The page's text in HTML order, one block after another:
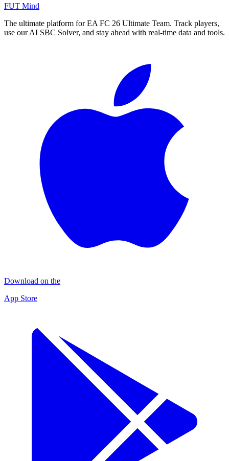
FUT Mind
The ultimate platform for EA FC 26 Ultimate Team. Track players,
use our AI SBC Solver, and stay ahead with real-time data and tools.
Download on the
App Store